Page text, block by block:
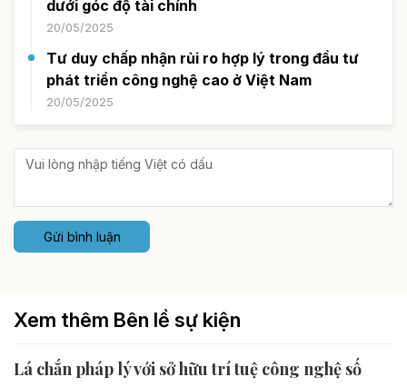
dưới góc độ tài chính
20/05/2025
Tư duy chấp nhận rủi ro hợp lý trong đầu tư
phát triển công nghệ cao ở Việt Nam
20/05/2025
Gửi bình luận
Xem thêm Bên lề sự kiện
Lá chắn pháp lý với sở hữu trí tuệ công nghệ số